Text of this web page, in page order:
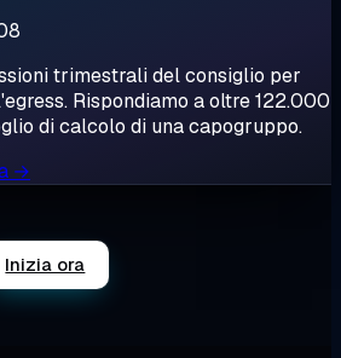
trimestrali del consiglio per
Rispondiamo a oltre 122.000
di calcolo di una capogruppo.
→
Inizia ora